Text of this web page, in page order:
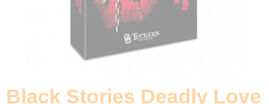
Black Stories Deadly Love